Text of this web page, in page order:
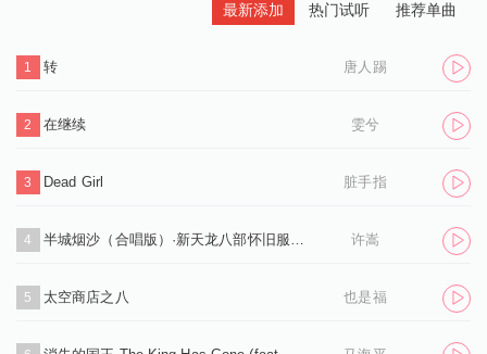
最新添加 热门试听 推荐单曲
1 转 唐人踢
2 在继续 雯兮
3 Dead Girl 脏手指
4 半城烟沙（合唱版）·新天龙八部怀旧服推广曲 许嵩
5 太空商店之八 也是福